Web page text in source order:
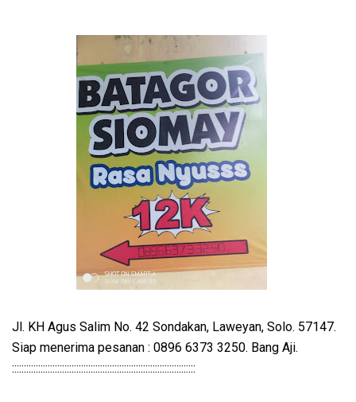
Jl. KH Agus Salim No. 42 Sondakan, Laweyan, Solo. 57147.
Siap menerima pesanan : 0896 6373 3250. Bang Aji.
:::::::::::::::::::::::::::::::::::::::::::::::::::::::::::::::::::::::::::::